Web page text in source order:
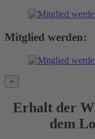
Mitglied werden:
×
Erhalt der
dem